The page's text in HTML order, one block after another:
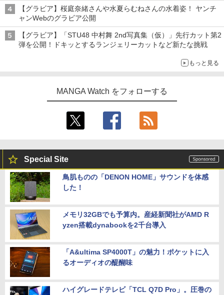
【グラビア】桜庭奈緒さんや水夏らむねさんの水着姿！ ヤンチ
ャンWebのグラビア公開
【グラビア】「STU48 中村舞 2nd写真集（仮）」先行カット第2
弾を公開！ドキッとするランジェリーカットなど新たな挑戦
もっと見る
MANGA Watch をフォローする
Special Site
鳥肌ものの「DENON HOME」サウンドを体感
した！
メモリ32GBでも予算内。産経新聞社がAMD R
yzen搭載dynabookを2千台導入
「A&ultima SP4000T」の魅力！ポケットに入
るオーディオの醍醐味
ハイグレードテレビ「TCL Q7D Pro」。圧巻の